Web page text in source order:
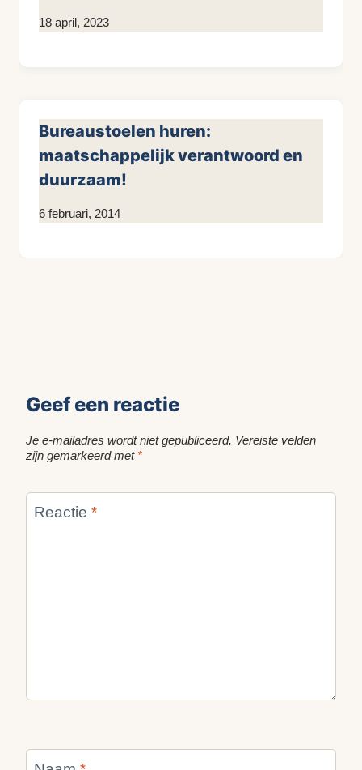
Door
18 april, 2023
Bureaustoelen huren:
maatschappelijk verantwoord en
duurzaam!
Door
6 februari, 2014
Geef een reactie
Je e-mailadres wordt niet gepubliceerd. Vereiste velden
zijn gemarkeerd met *
Reactie *